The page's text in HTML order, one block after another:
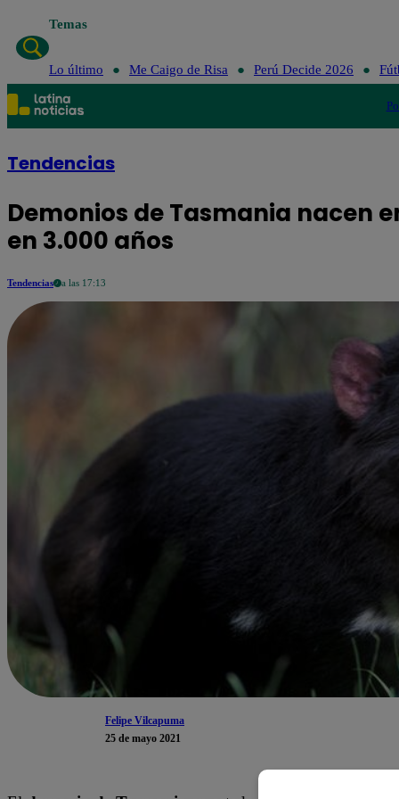
Temas
Lo último Me Caigo de Risa Perú Decide 2026
Tendencias
Demonios de Tasmania nacen
en 3.000 años
Tendencias a las 17:13
Felipe Vilcapuma
25 de mayo 2021